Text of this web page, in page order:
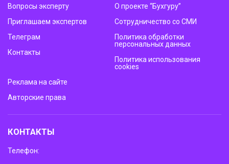
Вопросы эксперту
Приглашаем экспертов
Телеграм
Контакты
О проекте “Бухгуру”
Сотрудничество со СМИ
Политика обработки
персональных данных
Политика использования
cookies
Реклама на сайте
Авторские права
КОНТАКТЫ
Телефон: